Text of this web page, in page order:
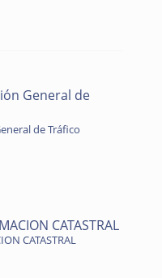
General de
de Tráfico
CATASTRAL
CATASTRAL